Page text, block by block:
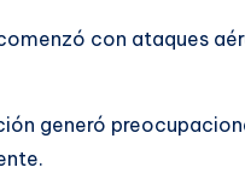
con ataques
generó